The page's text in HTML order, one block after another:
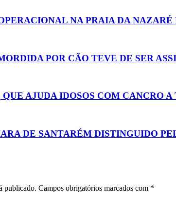
NA PRAIA DA
POR CÃO TEVE DE SER
AJUDA IDOSOS COM CANCRO
DE SANTARÉM DISTINGUIDO
publicado. Campos obrigatórios marcados com *